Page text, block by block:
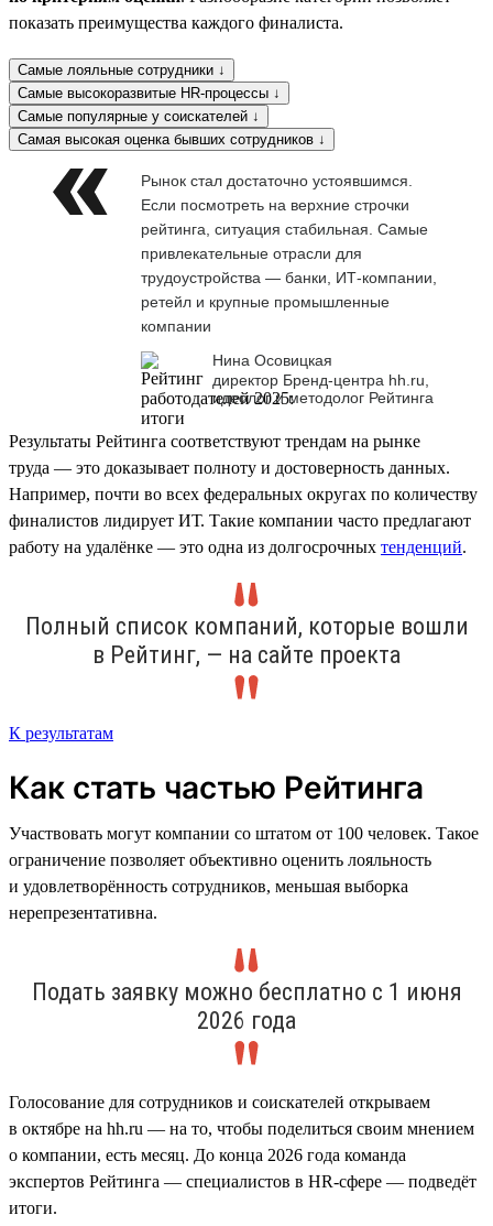
показать преимущества каждого финалиста.
Самые лояльные сотрудники ↓
Самые высокоразвитые HR-процессы ↓
Самые популярные у соискателей ↓
Самая высокая оценка бывших сотрудников ↓
Рынок стал достаточно устоявшимся.
Если посмотреть на верхние строчки
рейтинга, ситуация стабильная. Самые
привлекательные отрасли для
трудоустройства — банки, ИТ-компании,
ретейл и крупные промышленные
компании
Нина Осовицкая
директор Бренд-центра hh.ru,
идеолог и методолог Рейтинга
Результаты Рейтинга соответствуют трендам на рынке
труда — это доказывает полноту и достоверность данных.
Например, почти во всех федеральных округах по количеству
финалистов лидирует ИТ. Такие компании часто предлагают
работу на удалёнке — это одна из долгосрочных тенденций.
Полный список компаний, которые вошли
в Рейтинг, — на сайте проекта
К результатам
Как стать частью Рейтинга
Участвовать могут компании со штатом от 100 человек. Такое
ограничение позволяет объективно оценить лояльность
и удовлетворённость сотрудников, меньшая выборка
нерепрезентативна.
Подать заявку можно бесплатно с 1 июня
2026 года
Голосование для сотрудников и соискателей открываем
в октябре на hh.ru — на то, чтобы поделиться своим мнением
о компании, есть месяц. До конца 2026 года команда
экспертов Рейтинга — специалистов в HR-сфере — подведёт
итоги.